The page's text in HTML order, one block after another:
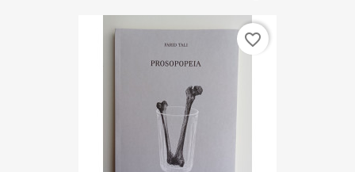
favorite_border